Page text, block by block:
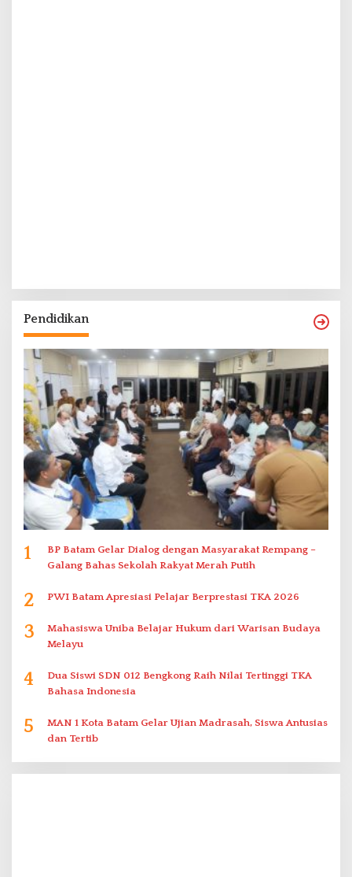
Pendidikan
1
BP Batam Gelar Dialog dengan Masyarakat Rempang –
Galang Bahas Sekolah Rakyat Merah Putih
2 PWI Batam Apresiasi Pelajar Berprestasi TKA 2026
3
Mahasiswa Uniba Belajar Hukum dari Warisan Budaya
Melayu
4
Dua Siswi SDN 012 Bengkong Raih Nilai Tertinggi TKA
Bahasa Indonesia
5
MAN 1 Kota Batam Gelar Ujian Madrasah, Siswa Antusias
dan Tertib